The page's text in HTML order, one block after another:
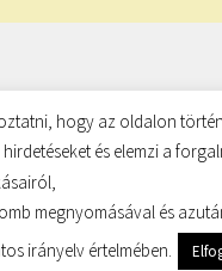
hogy az oldalon
és elemzi a
megnyomásával és
irányelv értelmében.